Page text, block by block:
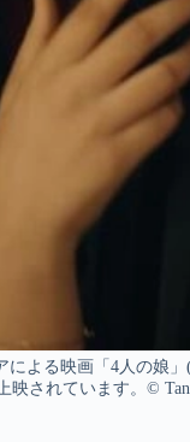
よる映画「4人の娘
映されています。©